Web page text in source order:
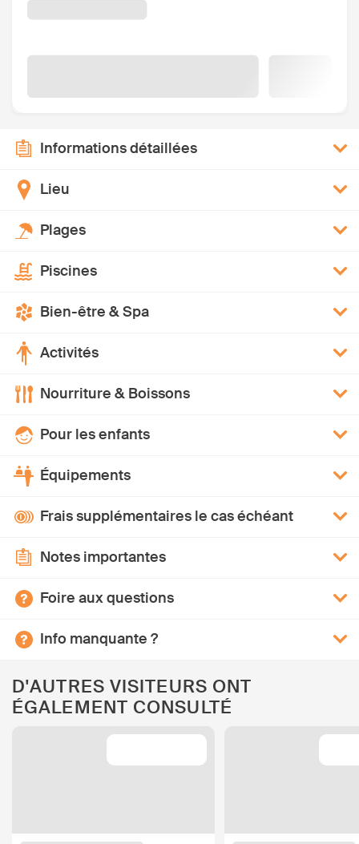
Informations détaillées
Lieu
Plages
Piscines
Bien-être & Spa
Activités
Nourriture & Boissons
Pour les enfants
Équipements
Frais supplémentaires le cas échéant
Notes importantes
Foire aux questions
Info manquante ?
D'AUTRES VISITEURS ONT
ÉGALEMENT CONSULTÉ